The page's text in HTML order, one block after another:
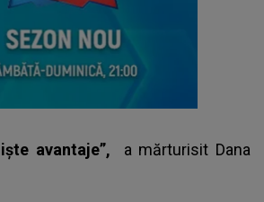
avantaje”, a mărturisit Dana